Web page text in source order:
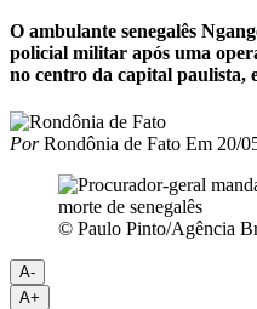
O ambulante senegalês
policial militar após uma
no centro da capital paulista,
PorRondônia de Fato Em 20/
© Paulo Pinto/Agência
A-
A+